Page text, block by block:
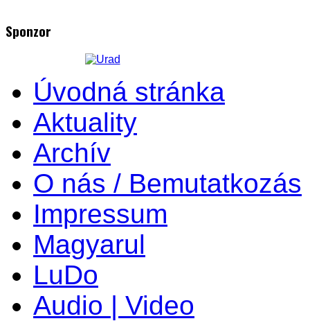
Sponzor
Úvodná stránka
Aktuality
Archív
O nás / Bemutatkozás
Impressum
Magyarul
LuDo
Audio | Video